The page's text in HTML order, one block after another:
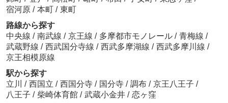
宿河原 / 本町 / 東町
路線から探す
中央線 / 南武線 / 京王線 / 多摩都市モノレール / 青梅線 /
武蔵野線 / 西武国分寺線 / 西武多摩湖線 / 西武多摩川線 /
京王相模原線
駅から探す
立川
/ 西国立 / 西国分寺 / 国分寺 / 調布 / 京王八王子 /
八王子 / 柴崎体育館 / 武蔵小金井 / 恋ヶ窪